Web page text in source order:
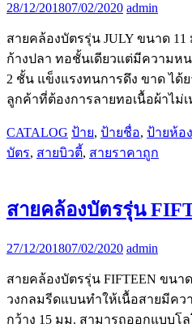
28/12/201807/02/2020 admin
สายคล้องบัตรรุ่น JULY ขนาด
ก้างปลา ทอชั้นเดียวแต่มีความห
2 ชั้น แข็งแรงทนการดึง ขาด ได้
ลูกค้าที่ต้องการลายทอเนื้อผ้าไม่
CATALOG ป้าย, ป้ายชื่อ, ป้ายห้อ
บัตร, สายบิวตี้, สายราคาถูก
สายคล้องบัตรรุ่น
27/12/201807/02/2020 admin
สายคล้องบัตรรุ่น FIFTEEN ขนา
วงกลมรีดแบนทำให้เนื้อสายมีค
กว้าง 15 มม. สามารถออกแบบ